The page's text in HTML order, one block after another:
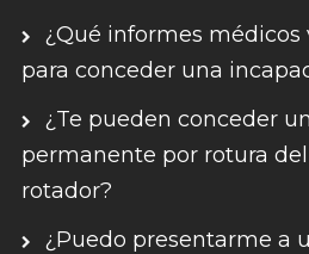
¿Qué informes médicos
para conceder una
¿Te pueden conceder
permanente por rotura
rotador?
¿Puedo presentarme a